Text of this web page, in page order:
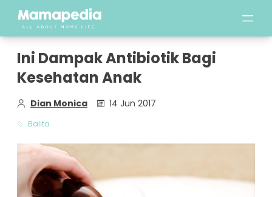
Ini Dampak Antibiotik Bagi
Kesehatan Anak
Dian Monica 14 Jun 2017
Balita